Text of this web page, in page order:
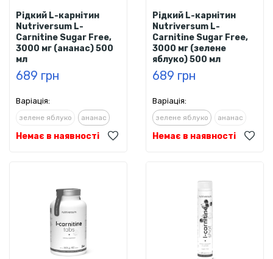
Рідкий L-карнітин
Nutriversum L-
Carnitine Sugar Free,
3000 мг (ананас) 500
мл
689 грн
Варіація:
зелене яблуко ананас
Немає в наявності
Рідкий L-карнітин
Nutriversum L-
Carnitine Sugar Free,
3000 мг (зелене
яблуко) 500 мл
689 грн
Варіація:
зелене яблуко ананас
Немає в наявності